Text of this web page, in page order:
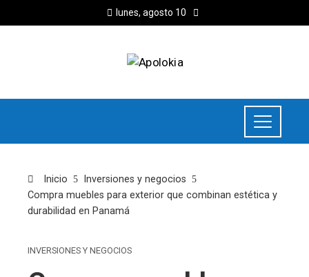
lunes, agosto 10
Inicio
Inversiones y negocios
Compra muebles para exterior que combinan estética y
durabilidad en Panamá
INVERSIONES Y NEGOCIOS